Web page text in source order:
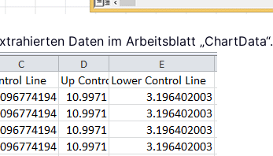
Daten im Arbeitsblatt „ChartData“.